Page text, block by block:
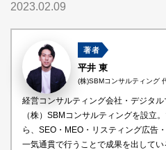
2023.02.09
著者
平井 東
(株)SBMコンサルティング
経営コンサルティング会社・デジタ
（株）SBMコンサルティングを設立
ら、SEO・MEO・リスティング広告
一気通貫で行うことで成果を出してい